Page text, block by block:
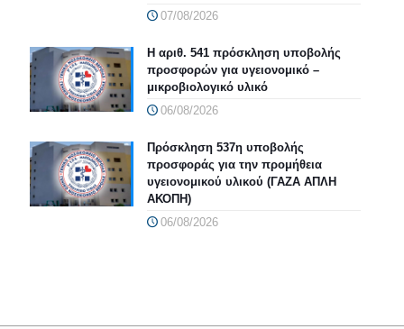
07/08/2026
Η αριθ. 541 πρόσκληση υποβολής
προσφορών για υγειονομικό –
μικροβιολογικό υλικό
06/08/2026
Πρόσκληση 537η υποβολής
προσφοράς για την προμήθεια
υγειονομικού υλικού (ΓΑΖΑ ΑΠΛΗ
ΑΚΟΠΗ)
06/08/2026